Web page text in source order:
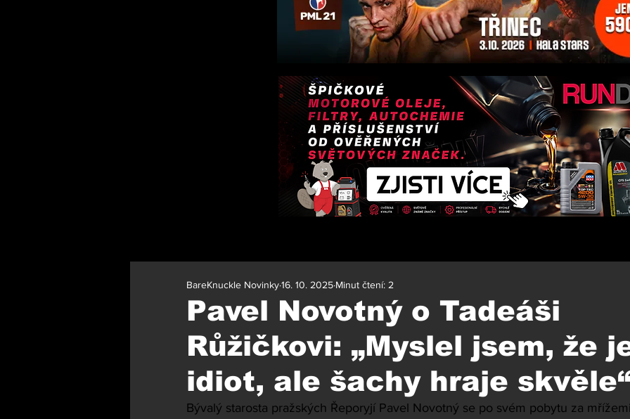
Pavel Novotný o Tadeáši
Růžičkovi: „Myslel jsem, že
idiot, ale šachy hraje
BareKnuckle Novinky16. 10. 2025 Minut čtení: 2
Bývalý starosta pražských Řeporyjí Pavel Novotný se po svém pobytu za mřížemi